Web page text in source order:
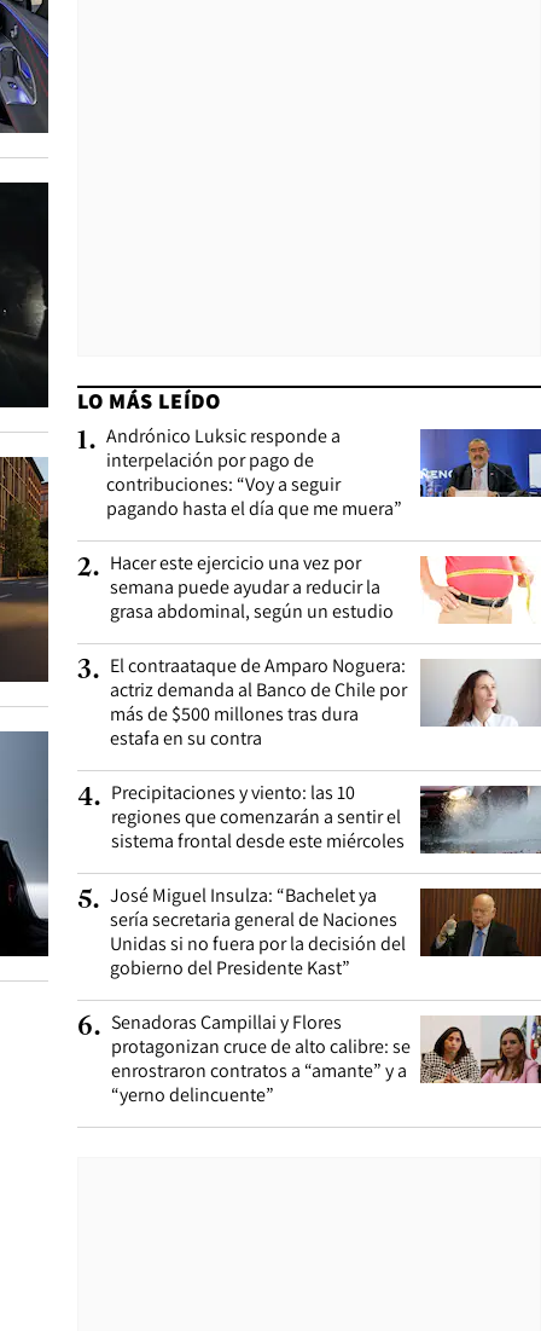
LO MÁS LEÍDO
1. Andrónico Luksic responde a
interpelación por pago de
contribuciones: “Voy a seguir
pagando hasta el día que me muera”
2. Hacer este ejercicio una vez por
semana puede ayudar a reducir la
grasa abdominal, según un estudio
3. El contraataque de Amparo Noguera:
actriz demanda al Banco de Chile por
más de $500 millones tras dura
estafa en su contra
4. Precipitaciones y viento: las 10
regiones que comenzarán a sentir el
sistema frontal desde este miércoles
5. José Miguel Insulza: “Bachelet ya
sería secretaria general de Naciones
Unidas si no fuera por la decisión del
gobierno del Presidente Kast”
6. Senadoras Campillai y Flores
protagonizan cruce de alto calibre: se
enrostraron contratos a “amante” y a
“yerno delincuente”